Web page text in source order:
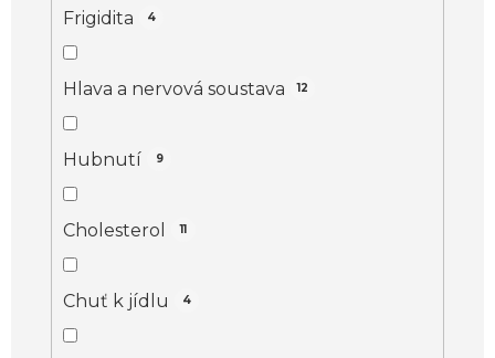
Frigidita 4
Hlava a nervová soustava 12
Hubnutí 9
Cholesterol 11
Chuť k jídlu 4